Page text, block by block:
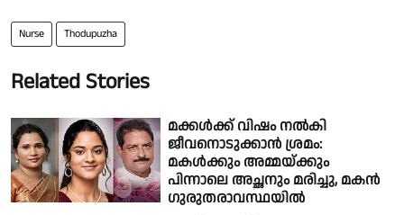
Nurse Thodupuzha
Related Stories
മക്കൾക്ക് വിഷം നൽകി
ജീവനൊടുക്കാൻ ശ്രമം:
മകള്‍ക്കും അമ്മയ്ക്കും
പിന്നാലെ അച്ഛനും മരിച്ചു, മകന്‍
ഗുരുതരാവസ്ഥയില്‍